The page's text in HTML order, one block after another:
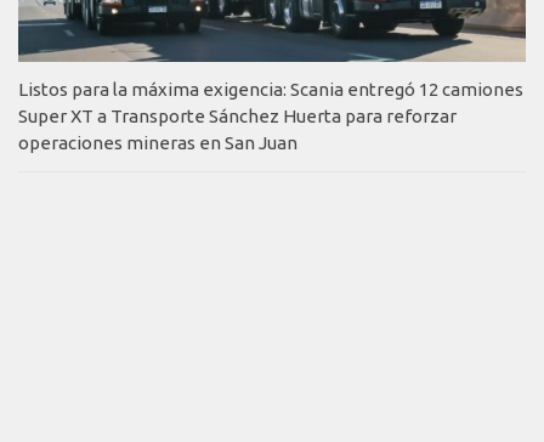
Listos para la máxima exigencia: Scania entregó 12 camiones
Super XT a Transporte Sánchez Huerta para reforzar
operaciones mineras en San Juan